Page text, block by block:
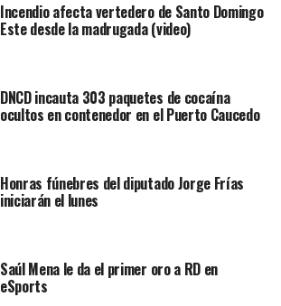
Incendio afecta vertedero de Santo Domingo
Este desde la madrugada (video)
DNCD incauta 303 paquetes de cocaína
ocultos en contenedor en el Puerto Caucedo
Honras fúnebres del diputado Jorge Frías
iniciarán el lunes
Saúl Mena le da el primer oro a RD en
eSports